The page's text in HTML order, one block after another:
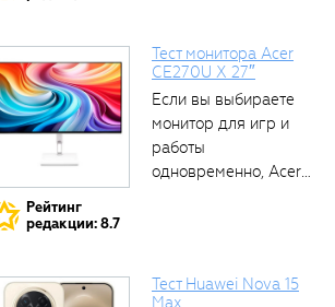
Рейтинг
редакции: 8.7
Тест монитора Acer
CE270U X 27″
Если вы выбираете
монитор для игр и
работы
одновременно, Acer
Тест Huawei Nova 15